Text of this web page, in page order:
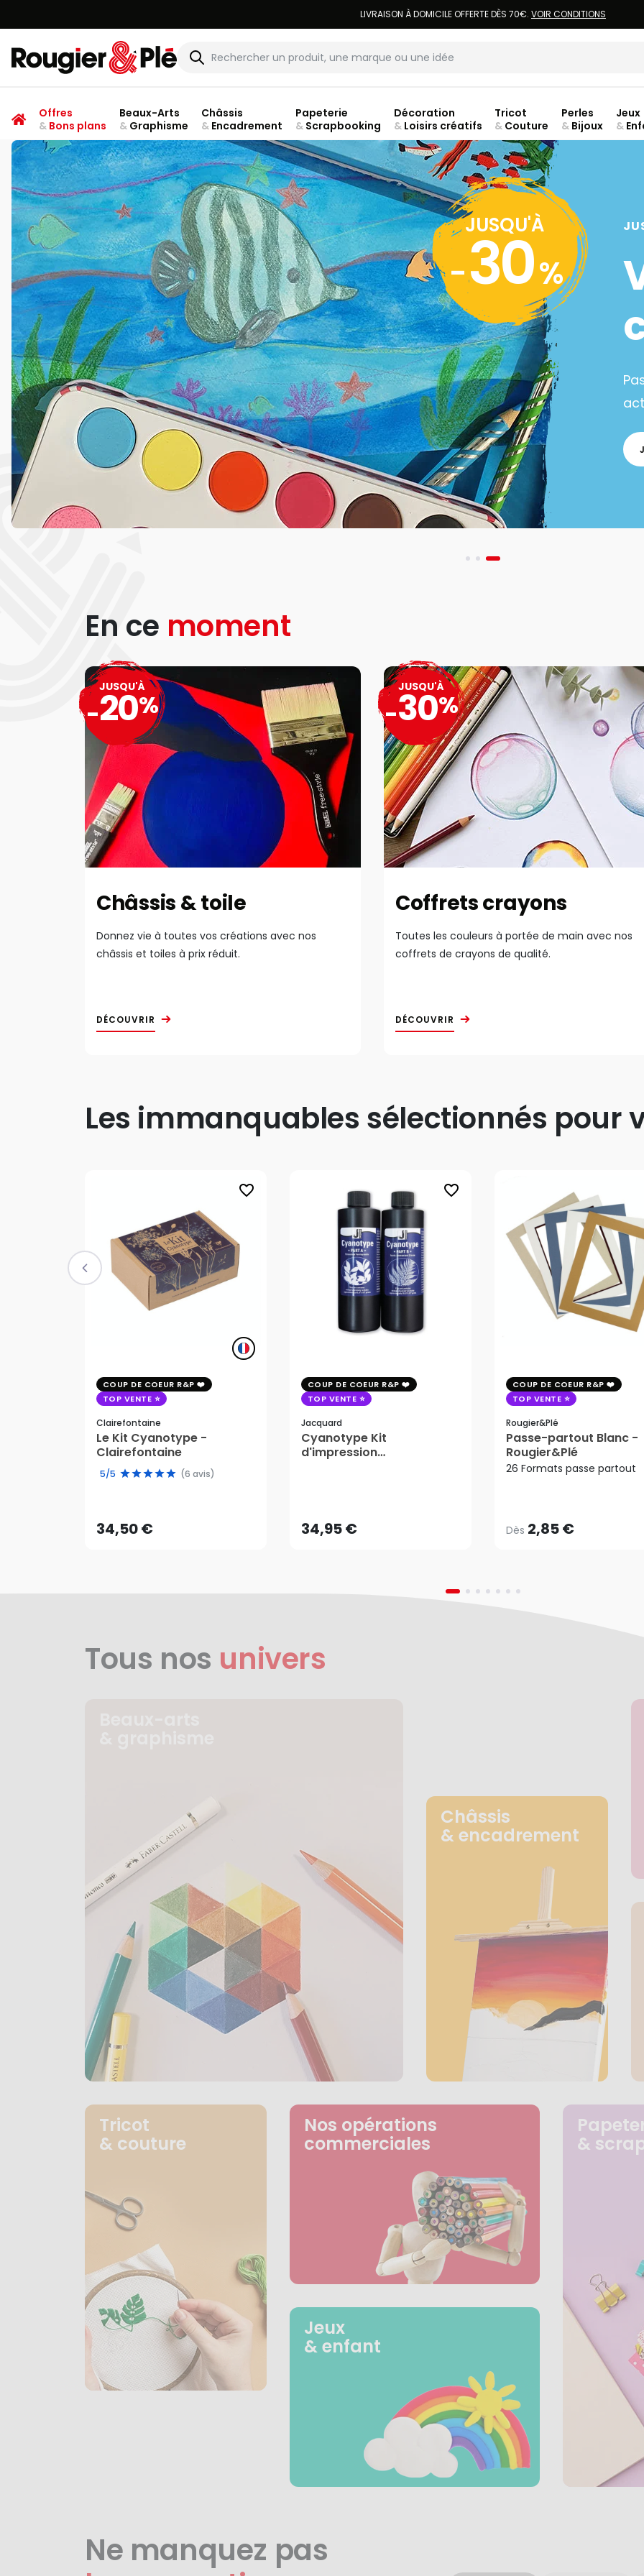
LIVRAISON À DOMICILE OFFERTE DÈS 70€. VOIR CONDITIONS
Rougier & Plé
Offres
&Bons plans
Beaux-Arts
&Graphisme
Châssis
&Encadrement
Papeterie
&Scrapbooking
Décoration
&Loisirs créatifs
Tricot
& Couture
Perles
& Bijoux
Jeux
&
JUSQU'À
-30%
En ce moment
Châssis & toile
Donnez vie à toutes vos créations avec nos
châssis et toiles à prix réduit.
DÉCOUVRIR
JUSQU'À
-20%
Coffrets crayons
Toutes les couleurs à portée de main avec nos
coffrets de crayons de qualité.
DÉCOUVRIR
JUSQU'À
-30%
Les immanquables sélectionnés pour
favorite_border
COUP DE COEUR R&P
TOP VENTE
Clairefontaine
Le Kit Cyanotype -
Clairefontaine
5/5 (6 avis)
34,50 €AJOUTER AU PANIER
favorite_border
COUP DE COEUR R&P
TOP VENTE
Jacquard
Cyanotype Kit
d'impression
34,95 €AJOUTER AU PANIER
COUP DE COEUR R&P
TOP VENTE
Rougier&plé
Passe-partout Blanc -
Rougier&Plé
26 Formats passe partout
Dès 2,85 €
2,85 €
Tous nos univers
Châssis
& encadrement
Tricot
& couture
Nos opérations
commerciales
Jeux
& enfant
&
Ne manquez pas